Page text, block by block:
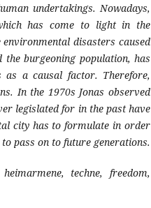
undertakings. Nowadays,
has come to light in the
disasters caused
burgeoning population, has
as a causal factor. Therefore,
In the 1970s Jonas observed
legislated for in the past have
city has to formulate in order
pass on to future generations.
techne, freedom,